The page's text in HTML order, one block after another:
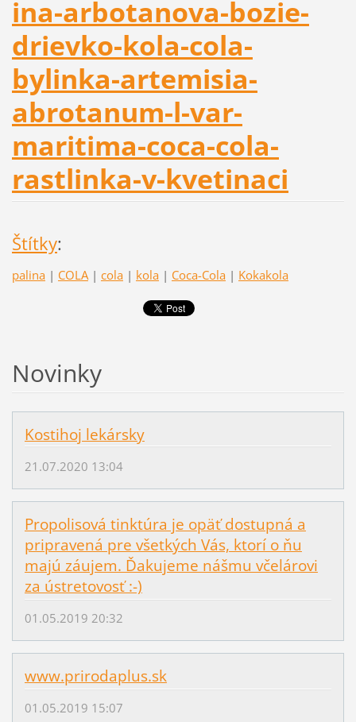
ina-arbotanova-bozie-
drievko-kola-cola-
bylinka-artemisia-
abrotanum-l-var-
maritima-coca-cola-
rastlinka-v-kvetinaci
Štítky:
palina | COLA | cola | kola | Coca-Cola | Kokakola
Novinky
Kostihoj lekársky
21.07.2020 13:04
Propolisová tinktúra je opäť dostupná a
pripravená pre všetkých Vás, ktorí o ňu
majú záujem. Ďakujeme nášmu včelárovi
za ústretovosť :-)
01.05.2019 20:32
www.prirodaplus.sk
01.05.2019 15:07